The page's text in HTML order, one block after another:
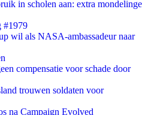
in scholen aan: extra mondelinge
#1979
wil als NASA-ambassadeur naar
compensatie voor schade door
trouwen soldaten voor
na Campaign Evolved